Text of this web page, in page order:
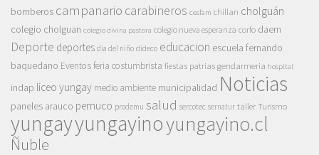
bomberos campanario carabineros cesfam chillan cholguán
colegio cholguan colegio divina pastora colegio nueva esperanza corfo daem
Deporte deportes dia del niño dideco educacion escuela fernando
baquedano Eventosferia costumbrista fiestas patrias gendarmeria hospital
indap liceo yungay medio ambiente municipalidad Noticias
paneles arauco pemuco prodemu salud sercotec sernatur taller Turismo
yungayyungayinoyungayino.cl
Ñuble